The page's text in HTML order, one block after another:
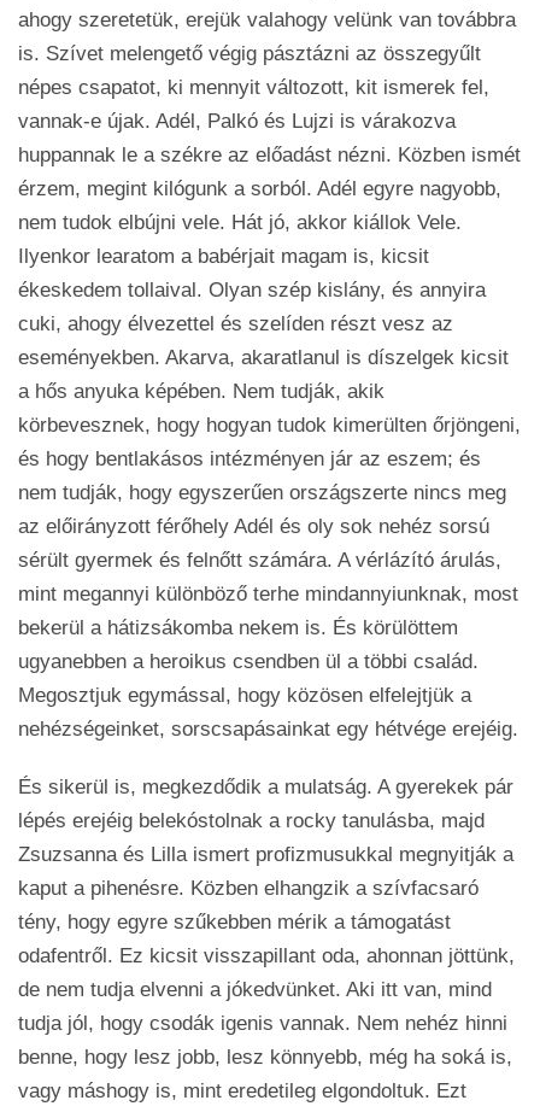
ahogy szeretetük, erejük valahogy velünk van továbbra
is. Szívet melengető végig pásztázni az összegyűlt
népes csapatot, ki mennyit változott, kit ismerek fel,
vannak-e újak. Adél, Palkó és Lujzi is várakozva
huppannak le a székre az előadást nézni. Közben ismét
érzem, megint kilógunk a sorból. Adél egyre nagyobb,
nem tudok elbújni vele. Hát jó, akkor kiállok Vele.
Ilyenkor learatom a babérjait magam is, kicsit
ékeskedem tollaival. Olyan szép kislány, és annyira
cuki, ahogy élvezettel és szelíden részt vesz az
eseményekben. Akarva, akaratlanul is díszelgek kicsit
a hős anyuka képében. Nem tudják, akik
körbevesznek, hogy hogyan tudok kimerülten őrjöngeni,
és hogy bentlakásos intézményen jár az eszem; és
nem tudják, hogy egyszerűen országszerte nincs meg
az előirányzott férőhely Adél és oly sok nehéz sorsú
sérült gyermek és felnőtt számára. A vérlázító árulás,
mint megannyi különböző terhe mindannyiunknak, most
bekerül a hátizsákomba nekem is. És körülöttem
ugyanebben a heroikus csendben ül a többi család.
Megosztjuk egymással, hogy közösen elfelejtjük a
nehézségeinket, sorscsapásainkat egy hétvége erejéig.
És sikerül is, megkezdődik a mulatság. A gyerekek pár
lépés erejéig belekóstolnak a rocky tanulásba, majd
Zsuzsanna és Lilla ismert profizmusukkal megnyitják a
kaput a pihenésre. Közben elhangzik a szívfacsaró
tény, hogy egyre szűkebben mérik a támogatást
odafentről. Ez kicsit visszapillant oda, ahonnan jöttünk,
de nem tudja elvenni a jókedvünket. Aki itt van, mind
tudja jól, hogy csodák igenis vannak. Nem nehéz hinni
benne, hogy lesz jobb, lesz könnyebb, még ha soká is,
vagy máshogy is, mint eredetileg elgondoltuk. Ezt